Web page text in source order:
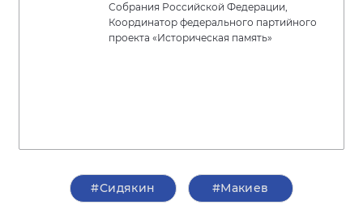
Собрания Российской Федерации,
Координатор федерального партийного
проекта «Историческая память»
#Сидякин #Макиев